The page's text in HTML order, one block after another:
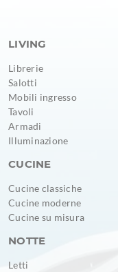
LIVING
Librerie
Salotti
Mobili ingresso
Tavoli
Armadi
Illuminazione
CUCINE
Cucine classiche
Cucine moderne
Cucine su misura
NOTTE
Letti